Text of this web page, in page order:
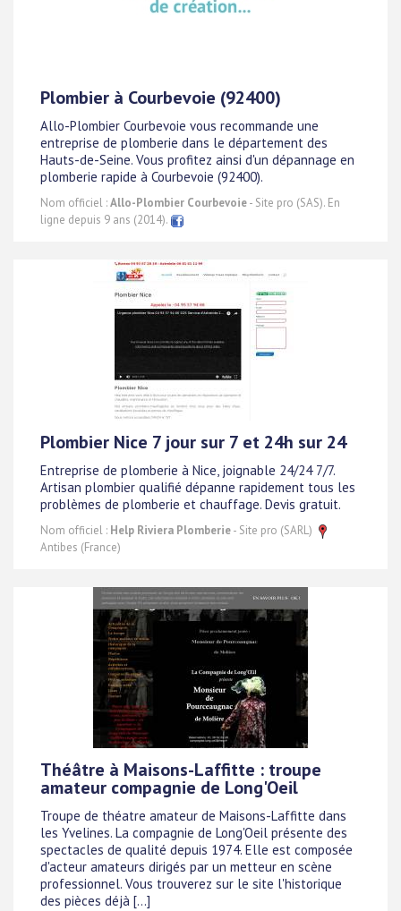
Plombier à Courbevoie (92400)
Allo-Plombier Courbevoie vous recommande une
entreprise de plomberie dans le département des
Hauts-de-Seine. Vous profitez ainsi d'un dépannage en
plomberie rapide à Courbevoie (92400).
Nom officiel :Allo-Plombier Courbevoie- Site pro (SAS). En
ligne depuis 9 ans (2014).
Plombier Nice 7 jour sur 7 et 24h sur 24
Entreprise de plomberie à Nice, joignable 24/24 7/7.
Artisan plombier qualifié dépanne rapidement tous les
problèmes de plomberie et chauffage. Devis gratuit.
Nom officiel : Help Riviera Plomberie- Site pro (SARL)
Antibes (France)
Théâtre à Maisons-Laffitte : troupe
amateur compagnie de Long'Oeil
Troupe de théatre amateur de Maisons-Laffitte dans
les Yvelines. La compagnie de Long'Oeil présente des
spectacles de qualité depuis 1974. Elle est composée
d'acteur amateurs dirigés par un metteur en scène
professionnel. Vous trouverez sur le site l'historique
des pièces déjà [...]